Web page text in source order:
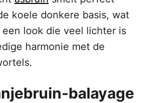
koele donkere basis, wat
look die veel lichter is
harmonie met de
balayage